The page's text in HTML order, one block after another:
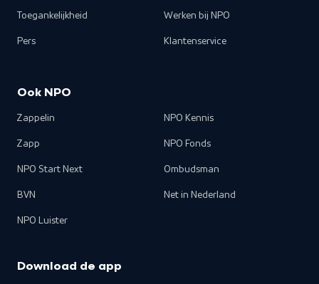
Toegankelijkheid
Pers
Werken bij NPO
Klantenservice
Ook NPO
Zappelin
Zapp
NPO Start Next
BVN
NPO Luister
NPO Kennis
NPO Fonds
Ombudsman
Net in Nederland
Download de app